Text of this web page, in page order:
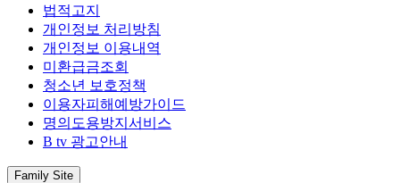
법적고지
개인정보 처리방침
개인정보 이용내역
미환급금조회
청소년 보호정책
이용자피해예방가이드
명의도용방지서비스
B tv 광고안내
Family Site